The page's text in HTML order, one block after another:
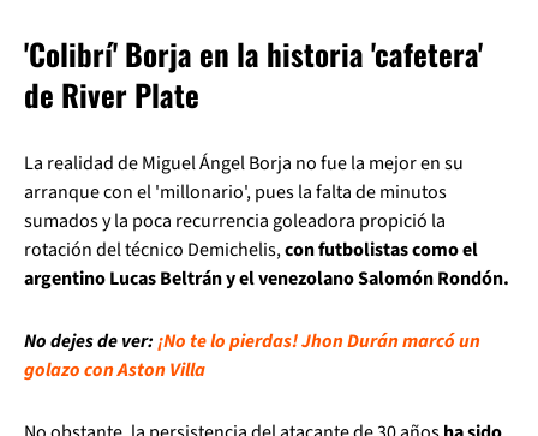
'Colibrí' Borja en la historia 'cafetera'
de River Plate
La realidad de Miguel Ángel Borja no fue la mejor en su
arranque con el 'millonario', pues la falta de minutos
sumados y la poca recurrencia goleadora propició la
rotación del técnico Demichelis,con futbolistas como el
argentino Lucas Beltrán y el venezolano Salomón Rondón.
No dejes de ver:¡No te lo pierdas! Jhon Durán marcó un
golazo con Aston Villa